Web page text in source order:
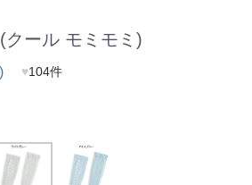
ール モミモミ)
♥104件